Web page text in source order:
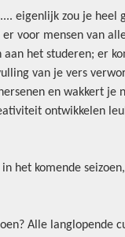
eigenlijk zou je
er voor mensen van
het studeren; er
van je vers
en wakkert
ontwikkelen
het komende
Alle langlopende